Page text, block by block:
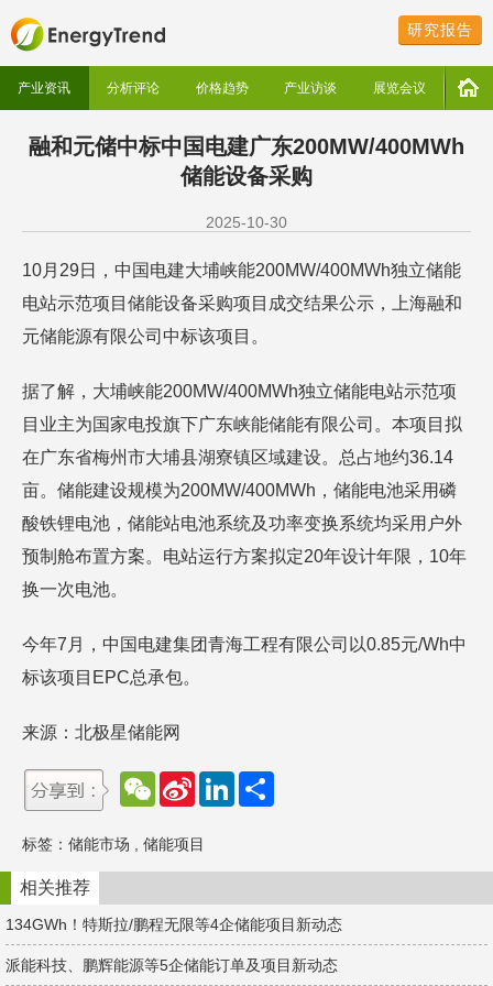
研究报告
产业资讯 分析评论 价格趋势 产业访谈 展览会议
融和元储中标中国电建广东200MW/400MWh
储能设备采购
2025-10-30
10月29日，中国电建大埔峡能200MW/400MWh独立储能
电站示范项目储能设备采购项目成交结果公示，上海融和
元储能源有限公司中标该项目。
据了解，大埔峡能200MW/400MWh独立储能电站示范项
目业主为国家电投旗下广东峡能储能有限公司。本项目拟
在广东省梅州市大埔县湖寮镇区域建设。总占地约36.14
亩。储能建设规模为200MW/400MWh，储能电池采用磷
酸铁锂电池，储能站电池系统及功率变换系统均采用户外
预制舱布置方案。电站运行方案拟定20年设计年限，10年
换一次电池。
今年7月，中国电建集团青海工程有限公司以0.85元/Wh中
标该项目EPC总承包。
来源：北极星储能网
W
e
h
a
t
S
W
e
b
o
L
d
n
标签： 储能市场 储能项目
相关推荐
134GWh！特斯拉/鹏程无限等4企储能项目新动态
派能科技、鹏辉能源等5企储能订单及项目新动态